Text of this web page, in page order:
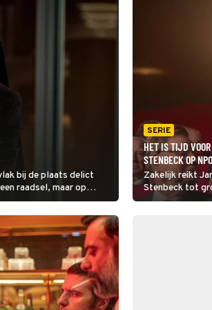
bij de plaats delict
raadsel, maar op
SERIE
HET IS TIJD
STENBECK OP
Zakelijk reikt
Stenbeck tot
voor de wind.